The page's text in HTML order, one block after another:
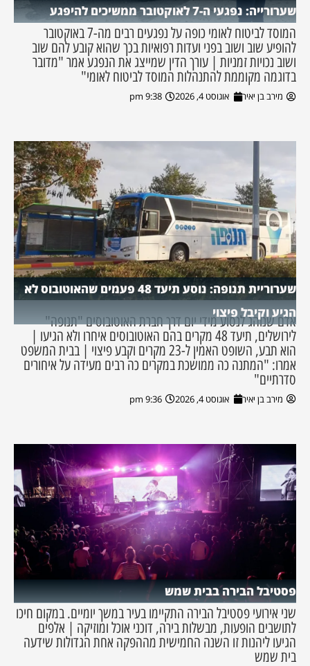
שערורייה: נפגעי ה-7 לאוקטובר ממשיכים להיפגע
המוסד לביטוח לאומי כופה על נפגעים רבים מה-7 באוקטובר
להופיע שוב ושוב בפני ועדות רפואיות בכך שהוא קובע להם שוב
ושוב נכויות זמניות | עורך הדין שמייצג את הנפגע אמר "מדובר
בדוגמה מקוממת להתנהלות המוסד לביטוח לאומי"
מירב בן יאיר אוגוסט 4, 2026 9:38 pm
שערוריית תנופה: נוסע תיעד 48 פעמים שהאוטובוס לא
הגיע וקיבל פיצוי
אדם שנוהג לנסוע מידי יום דרך חברת האוטובוסים "תנופה"
לירושלים, תיעד 48 מקרים בהם האוטובוסים איחרו ולא הגיעו |
הוא תבע, השופט האמין ל-23 מקרים וקבע פיצוי | בבית המשפט
אמרו: "המתנה כה ממושכת במקרים כה רבים מעידה על איחורים
סדרתיים"
מירב בן יאיר אוגוסט 4, 2026 9:36 pm
פסטיבל הבירה בבית שמש
שני אירועי פסטיבל הבירה התקיימו בעיר במשך יומיים. במקום חיכו
לתושבים הופעות, מבשלות בירה, דוכני אוכל ומוזיקה | אלפים
הגיעו ליהנות זו השנה החמישית מההפקה אחת הגדולות שידעה
בית שמש